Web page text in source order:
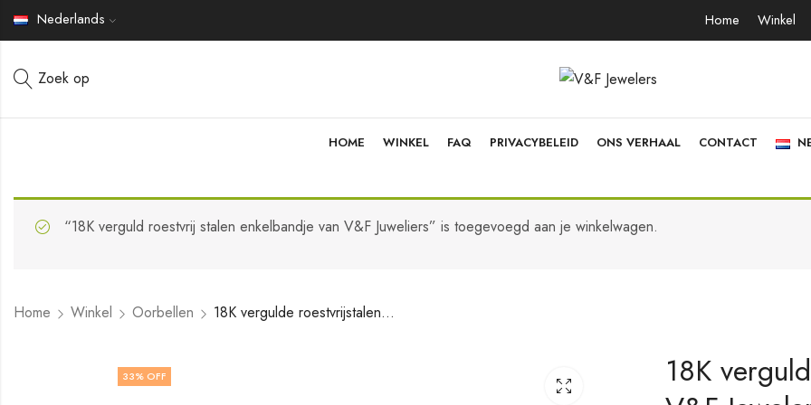
Nederlands Home Winkel
Zoek op
HOME WINKEL FAQ PRIVACYBELEID ONS VERHAAL CONTACT
“18K verguld roestvrij stalen enkelbandje van V&F Juweliers” is toegevoegd aan je winkelwagen.
Home Winkel Oorbellen 18K vergulde roestvrijstalen oorbellen van V&F Jewelers
33% OFF
18K